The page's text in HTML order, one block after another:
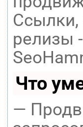
Ссылки,
релизы
Что
—